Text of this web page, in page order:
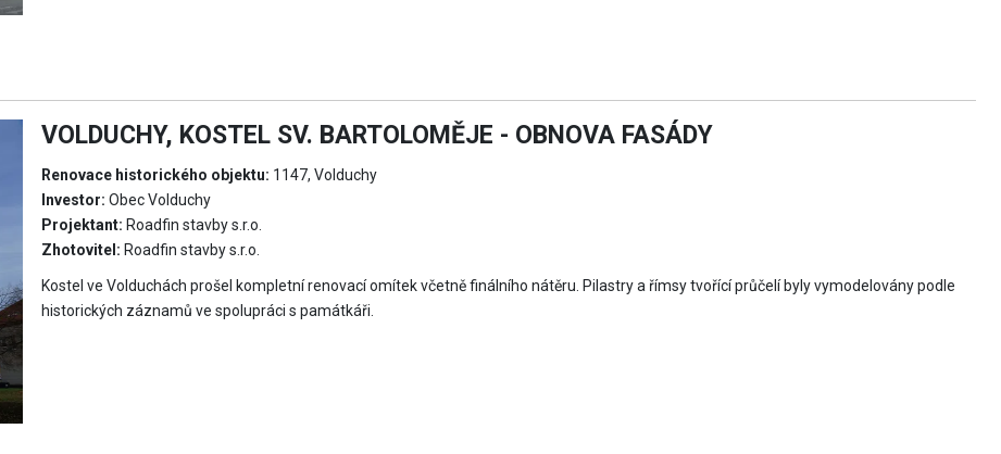
VOLDUCHY, KOSTEL SV. BARTOLOMĚJE - OBNOVA FASÁDY
Renovace historického objektu: 1147, Volduchy
Investor: Obec Volduchy
Projektant: Roadfin stavby s.r.o.
Zhotovitel: Roadfin stavby s.r.o.
Kostel ve Volduchách prošel kompletní renovací omítek včetně finálního nátěru. Pilastry a římsy tvořící průčelí byly vymodelovány podle
historických záznamů ve spolupráci s památkáři.